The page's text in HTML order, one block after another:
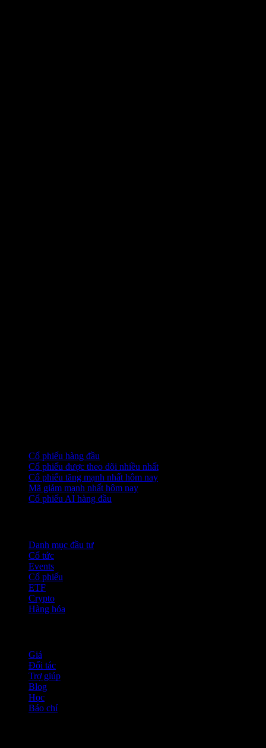
Cổ phiếu hàng đầu
Cổ phiếu được theo dõi nhiều nhất
Cổ phiếu tăng mạnh nhất hôm nay
Mã giảm mạnh nhất hôm nay
Cổ phiếu AI hàng đầu
Danh mục đầu tư
Cổ tức
Events
Cổ phiếu
ETF
Crypto
Hàng hóa
Giá
Đối tác
Trợ giúp
Blog
Học
Báo chí